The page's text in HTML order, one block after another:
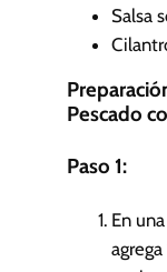
Salsa
Pescado
Paso 1:
En